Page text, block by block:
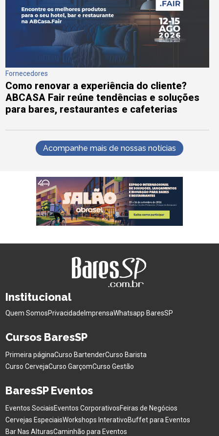
Fornecedores
Como renovar a experiência do cliente?
ABCASA Fair reúne tendências e soluções
para bares, restaurantes e cafeterias
Acompanhe mais de nossas notícias
Institucional
Quem SomosPrivacidade ImprensaWhatsapp BaresSP
Cursos BaresSP
Primeira páginaCurso BartenderCurso Barista
Curso CervejaCurso GarçomCurso Gestão
BaresSP Eventos
Eventos SociaisEventos CorporativosFeiras de Negócios
Cervejas EspeciaisWorkshops InterativoBuffet para Eventos
Bar Nas AlturasCaminhão para Eventos